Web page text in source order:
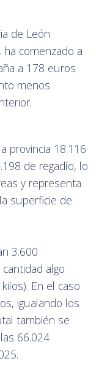
de León
comenzado a
a 178 euros
menos
provincia 18.116
de regadío, lo
y representa
superficie de
3.600
algo
En el caso
igualando los
también se
66.024